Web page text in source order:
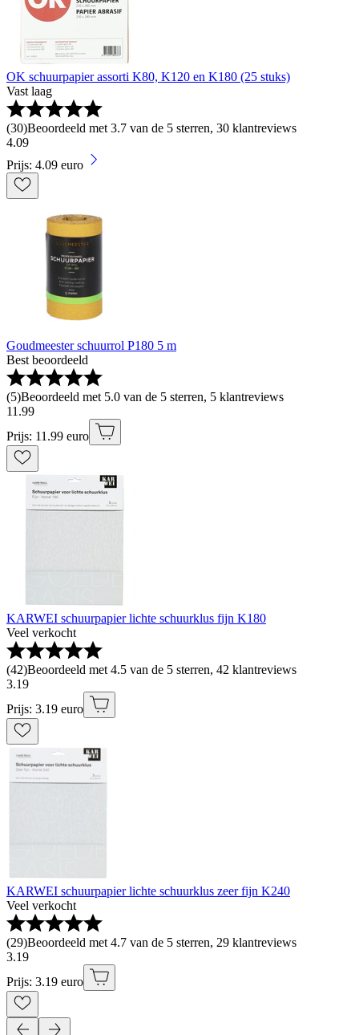
OK schuurpapier assorti K80, K120 en K180 (25 stuks)
Vast laag
(30)Beoordeeld met 3.7 van de 5 sterren, 30 klantreviews
4.09
Prijs: 4.09 euro
Goudmeester schuurrol P180 5 m
Best beoordeeld
(5)Beoordeeld met 5.0 van de 5 sterren, 5 klantreviews
11 .99
Prijs: 11.99 euro
KARWEI schuurpapier lichte schuurklus fijn K180
Veel verkocht
(42)Beoordeeld met 4.5 van de 5 sterren, 42 klantreviews
3.19
Prijs: 3.19 euro
KARWEI schuurpapier lichte schuurklus zeer fijn K240
Veel verkocht
(29)Beoordeeld met 4.7 van de 5 sterren, 29 klantreviews
3.19
Prijs: 3.19 euro